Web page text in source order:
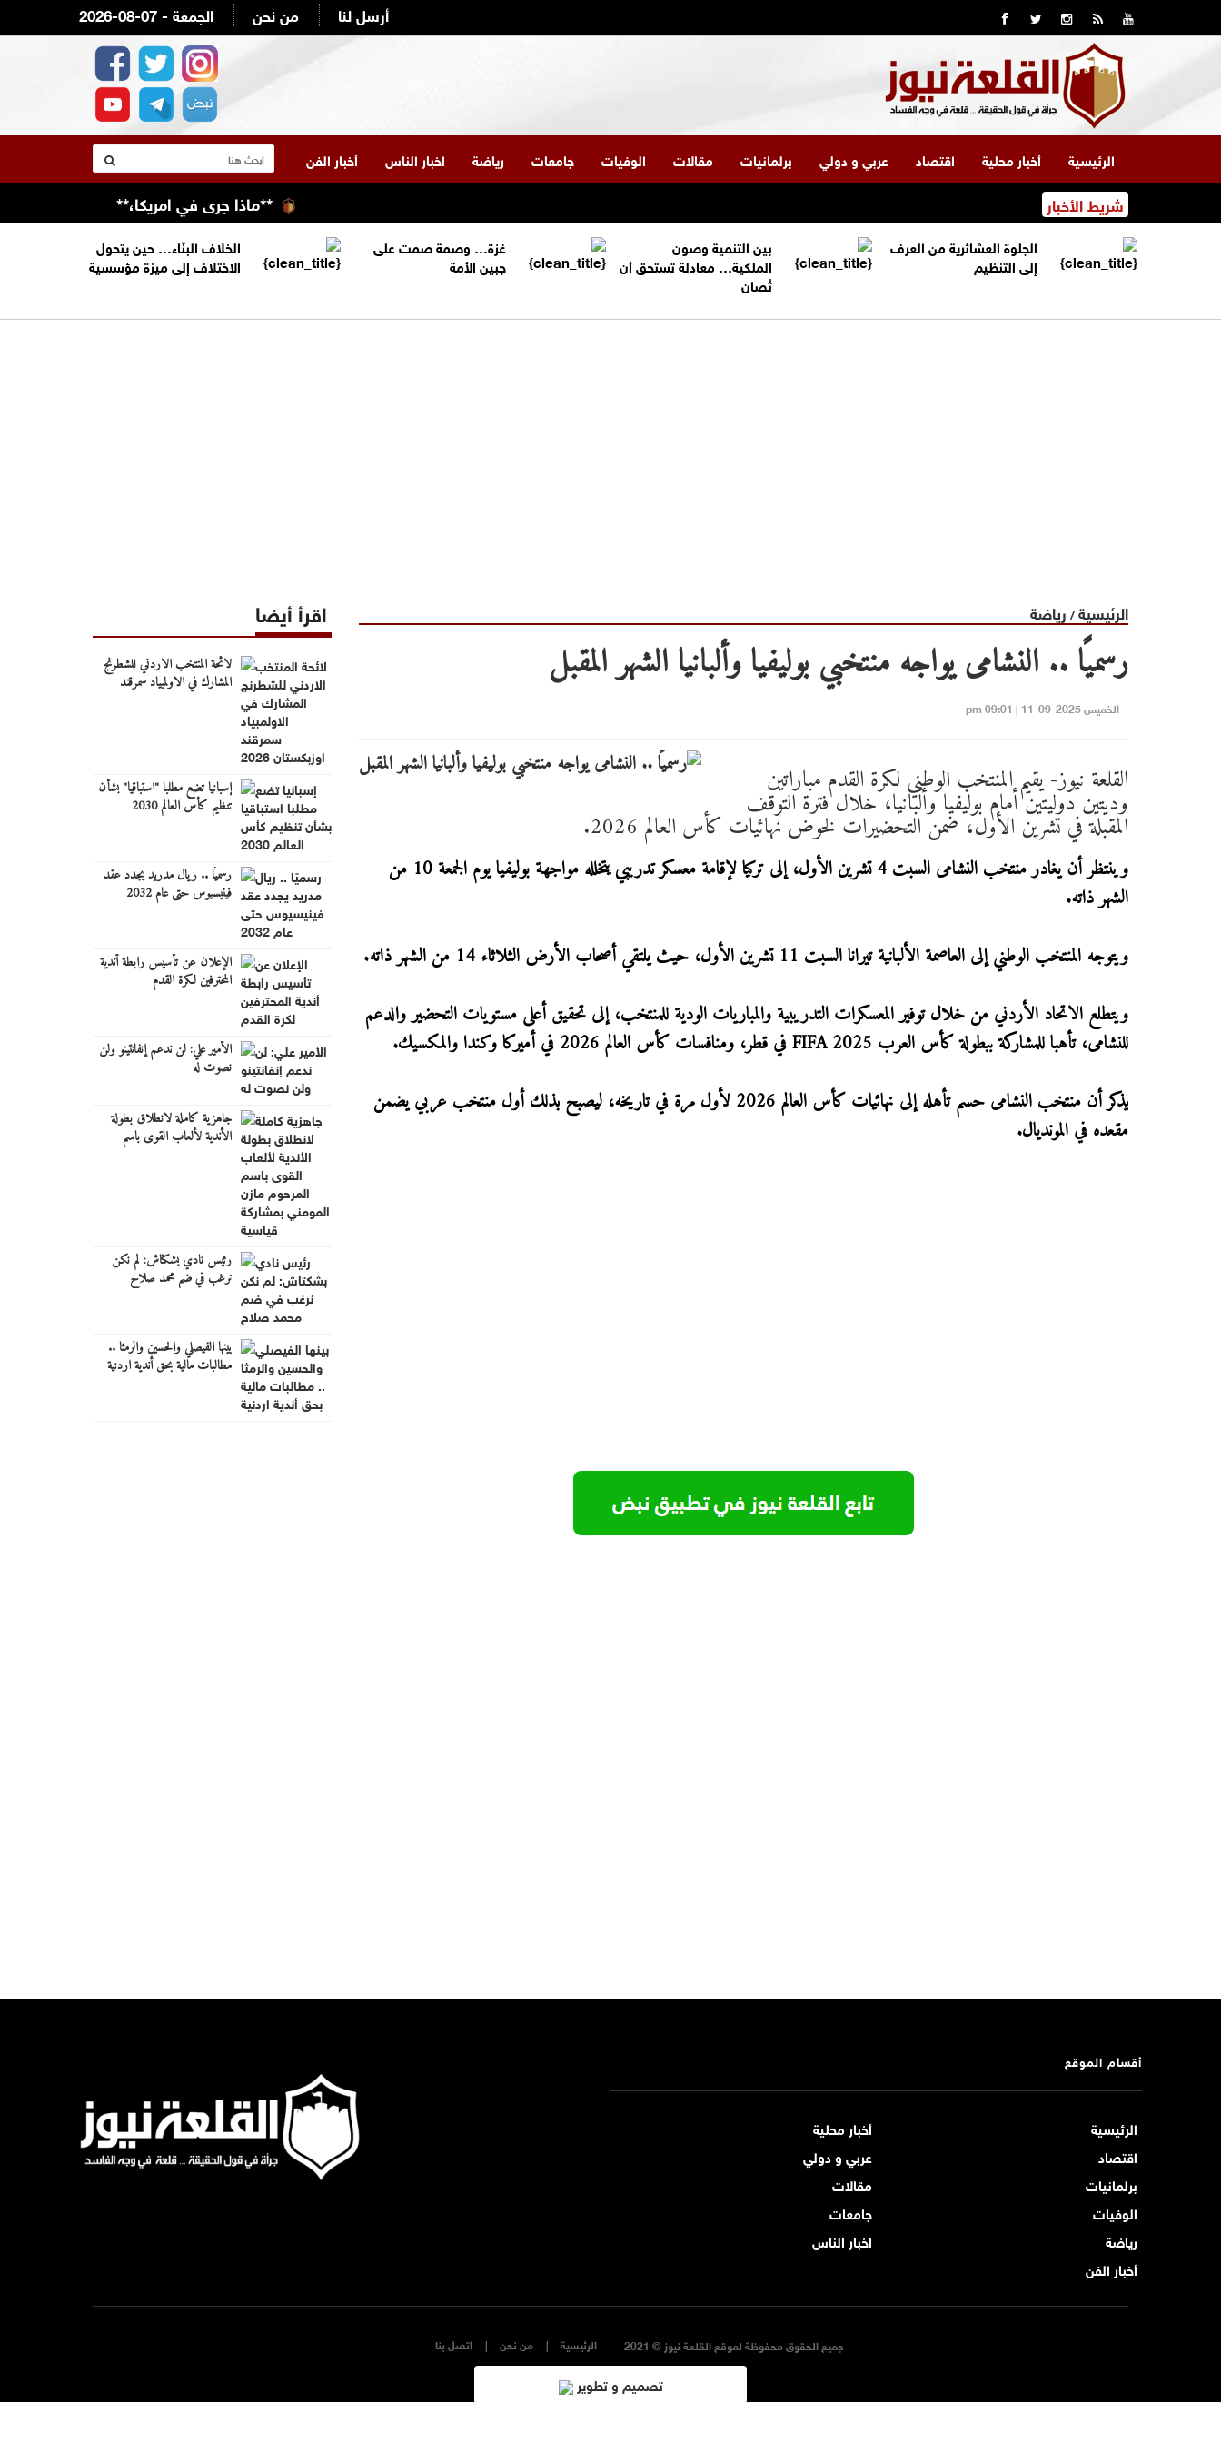
2026-08-07 - الجمعة من نحن أرسل لنا
الرئيسية أخبار محلية اقتصاد عربي و دولي برلمانيات مقالات الوفيات جامعات رياضة اخبار الناس أخبار الفن
شريط الأخبار **ماذا جرى في امريكا،**
الجلوة العشائرية من العرف
إلى التنظيم
بين التنمية وصون
الملكية… معادلة تستحق أن
تُصان
غزة… وصمة صمت على
جبين الأمة
الخلاف البنّاء… حين يتحول
الاختلاف إلى ميزة مؤسسية
الرئيسية/ رياضة
رسميًا .. النشامى يواجه منتخبي بوليفيا وألبانيا الشهر المقبل
الخميس 2025-09-11 | 09:01 pm
القلعة نيوز- يقيم المنتخب الوطني لكرة القدم مباراتين
وديتين دوليتين أمام بوليفيا وألبانيا، خلال فترة التوقف
المقبلة في تشرين الأول، ضمن التحضيرات لخوض نهائيات كأس العالم 2026.
وينتظر أن يغادر منتخب النشامى السبت 4 تشرين الأول، إلى تركيا لإقامة معسكر تدريبي يتخلله مواجهة بوليفيا يوم الجمعة 10 من
الشهر ذاته.
ويتوجه المنتخب الوطني إلى العاصمة الألبانية تيرانا السبت 11 تشرين الأول، حيث يلتقي أصحاب الأرض الثلاثاء 14 من الشهر ذاته.
ويتطلع الاتحاد الأردني من خلال توفير المعسكرات التدريبية والمباريات الودية للمنتخب، إلى تحقيق أعلى مستويات التحضير والدعم
للنشامى، تأهبا للمشاركة ببطولة كأس العرب FIFA 2025 في قطر، ومنافسات كأس العالم 2026 في أميركا وكندا والمكسيك.
يذكر أن منتخب النشامى حسم تأهله إلى نهائيات كأس العالم 2026 لأول مرة في تاريخه، ليصبح بذلك أول منتخب عربي يضمن
مقعده في المونديال.
اقرأ أيضا
لائحة المنتخب الاردني للشطرنج
المشارك في الاولمبياد سمرقند
إسبانيا تضع مطلبا "استباقيا" بشأن
تنظيم كأس العالم 2030
رسميًا .. ريال مدريد يجدد عقد
فينيسيوس حتى عام 2032
الإعلان عن تأسيس رابطة أندية
المحترفين لكرة القدم
الأمير علي: لن ندعم إنفانتينو ولن
نصوت له
جاهزية كاملة لانطلاق بطولة
الأندية لألعاب القوى باسم
رئيس نادي بشكتاش: لم نكن
نرغب في ضم محمد صلاح
بينها الفيصلي والحسين والرمثا ..
مطالبات مالية بحق أندية اردنية
أقسام الموقع
الرئيسية
أخبار محلية
اقتصاد
عربي و دولي
برلمانيات
مقالات
الوفيات
جامعات
رياضة
اخبار الناس
أخبار الفن
جميع الحقوق محفوظة لموقع القلعة نيوز © 2021 اتصل بنا من نحن الرئيسية
تصميم و تطوير